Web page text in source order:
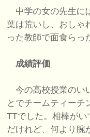
中学の女の先生に
葉は荒いし、おしゃ
った教師で面食らっ
成績評価
今の高校授業のい
とでチームティーチ
TTでした。相棒が
だけれど、何より腕